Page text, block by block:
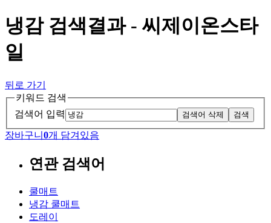
냉감 검색결과 - 씨제이온스타
일
뒤로 가기
키워드 검색
검색어 입력
검색어 삭제 검색
장바구니 0개 담겨있음
연관 검색어
쿨매트
냉감 쿨매트
도레이